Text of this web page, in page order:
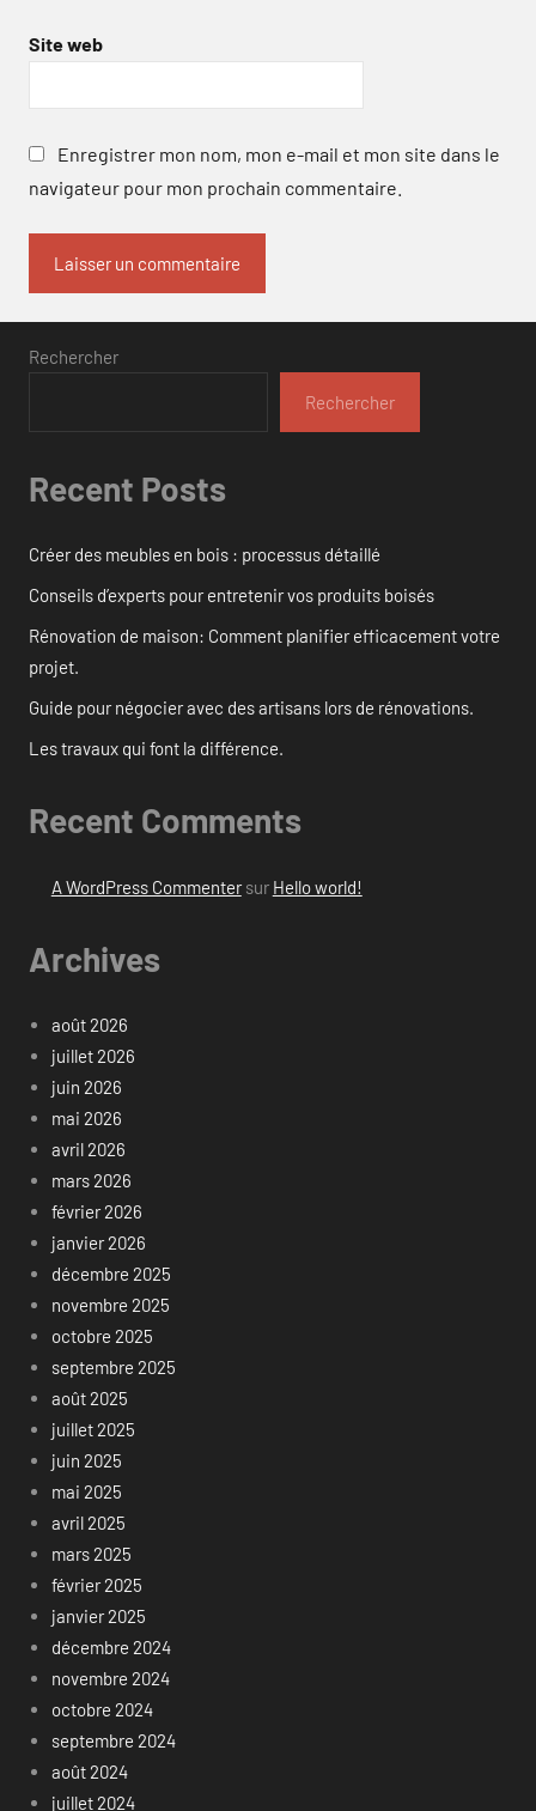
Site web
Enregistrer mon nom, mon e-mail et mon site dans le
navigateur pour mon prochain commentaire.
Rechercher
Rechercher
Recent Posts
Créer des meubles en bois : processus détaillé
Conseils d’experts pour entretenir vos produits boisés
Rénovation de maison: Comment planifier efficacement votre
projet.
Guide pour négocier avec des artisans lors de rénovations.
Les travaux qui font la différence.
Recent Comments
A WordPress Commentersur Hello world!
Archives
août 2026
juillet 2026
juin 2026
mai 2026
avril 2026
mars 2026
février 2026
janvier 2026
décembre 2025
novembre 2025
octobre 2025
septembre 2025
août 2025
juillet 2025
juin 2025
mai 2025
avril 2025
mars 2025
février 2025
janvier 2025
décembre 2024
novembre 2024
octobre 2024
septembre 2024
août 2024
juillet 2024